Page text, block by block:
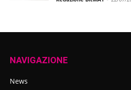
NAVIGAZIONE
News